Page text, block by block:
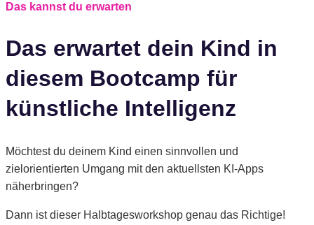
Das kannst du erwarten
Das erwartet dein Kind in
diesem Bootcamp für
künstliche Intelligenz
Möchtest du deinem Kind einen sinnvollen und
zielorientierten Umgang mit den aktuellsten KI-Apps
näherbringen?
Dann ist dieser Halbtagesworkshop genau das Richtige!